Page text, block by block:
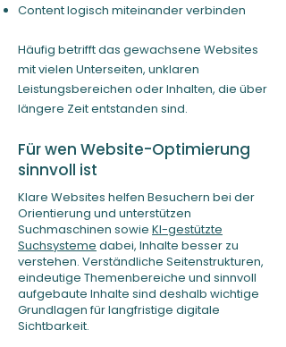
Content logisch miteinander verbinden
Häufig betrifft das gewachsene Websites
mit vielen Unterseiten, unklaren
Leistungsbereichen oder Inhalten, die über
längere Zeit entstanden sind.
Für wen Website-Optimierung
sinnvoll ist
Klare Websites helfen Besuchern bei der
Orientierung und unterstützen
Suchmaschinen sowie KI-gestützte
Suchsysteme dabei, Inhalte besser zu
verstehen. Verständliche Seitenstrukturen,
eindeutige Themenbereiche und sinnvoll
aufgebaute Inhalte sind deshalb wichtige
Grundlagen für langfristige digitale
Sichtbarkeit.